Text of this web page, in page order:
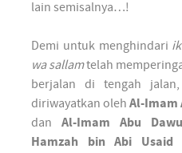
lain semisalnya…!
Demi untuk menghindari
wa sallamtelah
berjalan di tengah
diriwayatkan oleh Al-Imam
dan Al-Imam Abu
Hamzah bin Abi Usaid